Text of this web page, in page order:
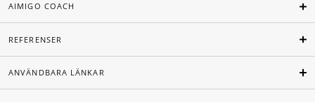
AIMIGO COACH
REFERENSER
ANVÄNDBARA LÄNKAR